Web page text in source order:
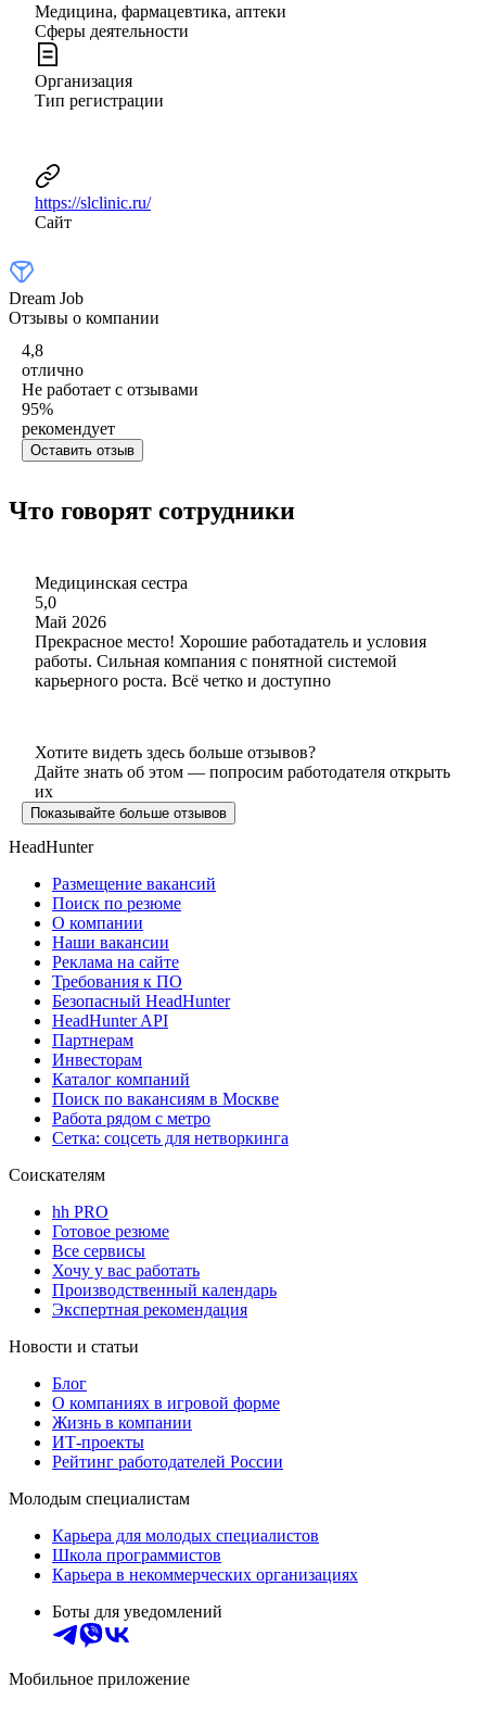
Медицина, фармацевтика, аптеки
Сферы деятельности
Организация
Тип регистрации
https://slclinic.ru/
Сайт
Dream Job
Отзывы о компании
4,8
отлично
Не работает с отзывами
95%
рекомендует
Оставить отзыв
Что говорят сотрудники
Медицинская сестра
5,0
Май 2026
Прекрасное место! Хорошие работадатель и условия
работы. Сильная компания с понятной системой
карьерного роста. Всё четко и доступно
Хотите видеть здесь больше отзывов?
Дайте знать об этом — попросим работодателя открыть
их
Показывайте больше отзывов
HeadHunter
Размещение вакансий
Поиск по резюме
О компании
Наши вакансии
Реклама на сайте
Требования к ПО
Безопасный HeadHunter
HeadHunter API
Партнерам
Инвесторам
Каталог компаний
Поиск по вакансиям в Москве
Работа рядом с метро
Сетка: соцсеть для нетворкинга
Соискателям
hh PRO
Готовое резюме
Все сервисы
Хочу у вас работать
Производственный календарь
Экспертная рекомендация
Новости и статьи
Блог
О компаниях в игровой форме
Жизнь в компании
ИТ-проекты
Рейтинг работодателей России
Молодым специалистам
Карьера для молодых специалистов
Школа программистов
Карьера в некоммерческих организациях
Боты для уведомлений
Мобильное приложение